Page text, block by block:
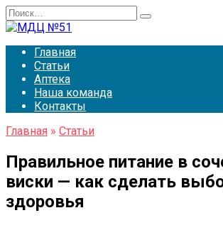
Перейти
к
Search
for:
Главная
Статьи
Аптека
Наша команда
Контакты
Главная » Статьи
Правильное питание в
виски — как сделать
здоровья